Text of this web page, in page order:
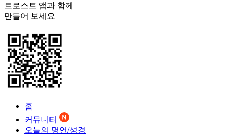
트로스트 앱과 함께
만들어 보세요
홈
커뮤니티
오늘의 명언/성경